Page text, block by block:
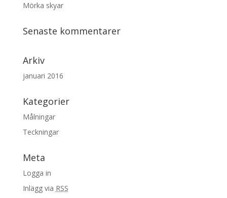
Mörka skyar
Senaste kommentarer
Arkiv
januari 2016
Kategorier
Målningar
Teckningar
Meta
Logga in
Inlägg via RSS